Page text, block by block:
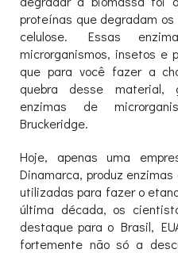
proteínas que degradam
celulose. Essas
microrganismos, insetos e
que para você fazer a
quebra desse material,
enzimas de
Bruckeridge.
Hoje, apenas uma
Dinamarca, produz
utilizadas para fazer o
última década, os
destaque para o Brasil,
fortemente não só a